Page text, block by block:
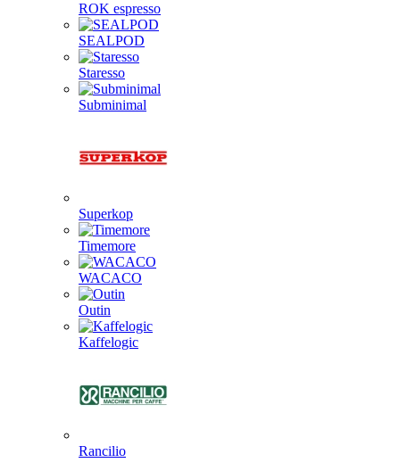
ROK espresso
SEALPOD
Staresso
Subminimal
Superkop
Timemore
WACACO
Outin
Kaffelogic
Rancilio